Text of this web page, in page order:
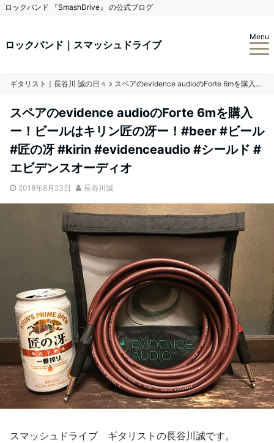
ロックバンド 『SmashDrive』 の公式ブログ
ロックバンド｜スマッシュドライブ
Menu
ギタリスト｜長谷川 誠の日々 スペアのevidence audioのForte 6mを購入ー！ビールはキリン匠の冴ー！#beer #ビール #匠の冴 #kirin #evidenceaudio #シールド #エビデンスオーディオ
スペアのevidence audioのForte 6mを購入
ー！ビールはキリン匠の冴ー！#beer #ビール
#匠の冴 #kirin #evidenceaudio #シールド #
エビデンスオーディオ
2018年8月23日 長谷川誠
スマッシュドライブ ギタリストの長谷川誠です。